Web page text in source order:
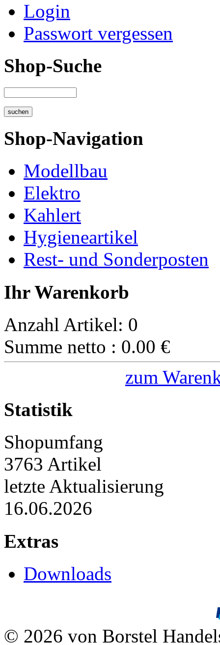
Login
Passwort vergessen
Shop-Suche
Shop-Navigation
Modellbau
Elektro
Kahlert
Hygieneartikel
Rest- und Sonderposten
Ihr Warenkorb
Anzahl Artikel: 0
Summe netto : 0.00 €
zum
Statistik
Shopumfang
3763 Artikel
letzte Aktualisierung
16.06.2026
Extras
Downloads
© 2026 von Borstel